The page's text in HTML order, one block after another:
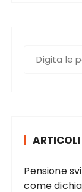
ARTICOLI
Pensione
come